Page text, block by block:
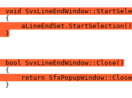
void
}
bool SvxLineEndWindow::Close()
return